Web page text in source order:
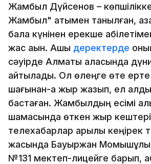
Жамбыл Дүйсенов –
Жамбыл" атымен танылған,
бала күнінен ерекше
жас ақын. Ашық деректерде
сәуірде Алматы қаласында
айтылады. Ол өлеңге өте ерте
шағынан-ақ жыр жазып, ел
бастаған. Жамбылдың есімі
шамасында өткен жыр
телехабарлар арқылы кеңірек
жасында Бауыржан Момышұлы
№131 мектеп-лицейге барып,